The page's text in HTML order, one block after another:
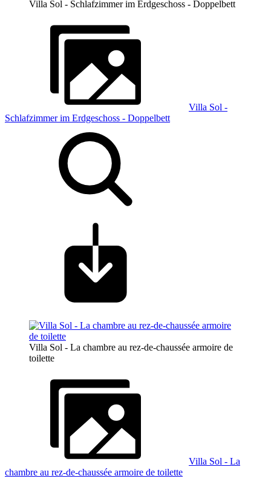
Villa Sol - Schlafzimmer im Erdgeschoss - Doppelbett
Villa Sol -
Schlafzimmer im Erdgeschoss - Doppelbett
Villa Sol - La chambre au rez-de-chaussée armoire de
toilette
Villa Sol - La
chambre au rez-de-chaussée armoire de toilette